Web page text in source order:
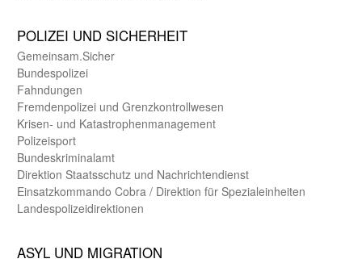
POLIZEI UND SICHER­HEIT
Gemein­sam.Sicher
Bundes­polizei
Fahndungen
Fremdenpolizei und Grenzkontrollwesen
Krisen- und Katastrophen­management
Polizeisport
Bundes­kriminal­amt
Direktion Staats­schutz und Nach­richten­dienst
Einsatz­kommando Cobra / Direktion für Spezialeinheiten
Landes­polizei­direk­tionen
ASYL UND MIGRA­TION